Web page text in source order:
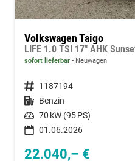
Volkswagen Taigo
LIFE 1.0 TSI 17" AHK
sofort lieferbar Neuwagen
Fahrzeugnummer 1187194
Kraftstoff Benzin
Leistung 70 kW (95 PS)
01.06.2026
22.040,– €